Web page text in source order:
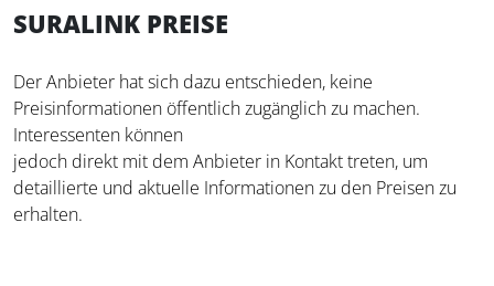
SURALINK PREISE
Der Anbieter hat sich dazu entschieden, keine
Preisinformationen öffentlich zugänglich zu machen.
Interessenten können
jedoch direkt mit dem Anbieter in Kontakt treten, um
detaillierte und aktuelle Informationen zu den Preisen zu
erhalten.